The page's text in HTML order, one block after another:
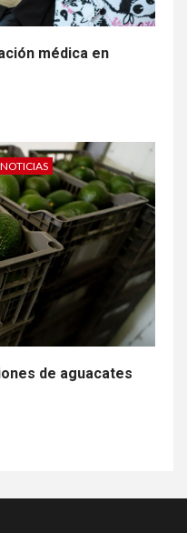
médica en
NOTICIAS
de aguacates